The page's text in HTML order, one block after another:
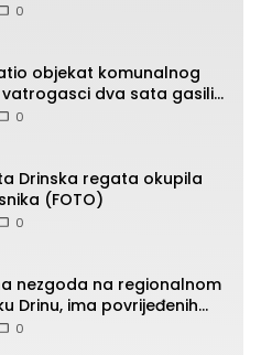
0
objekat komunalnog
vatrogasci dva sata gasili
0
Drinska regata okupila
(FOTO)
0
nezgoda na regionalnom
Drinu, ima povrijeđenih
0